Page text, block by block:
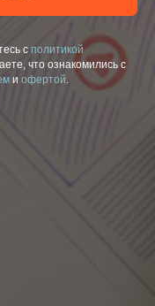
c политикой
что ознакомились с
и офертой